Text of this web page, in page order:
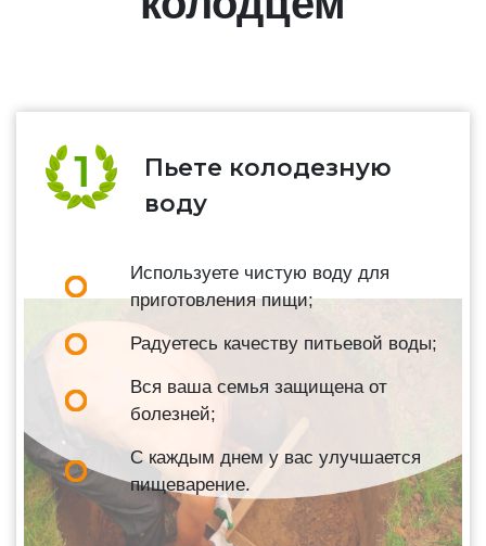
Пьете колодезную
воду
Используете чистую воду для
приготовления пищи;
Радуетесь качеству питьевой воды;
Вся ваша семья защищена от
болезней;
С каждым днем у вас улучшается
пищеварение.